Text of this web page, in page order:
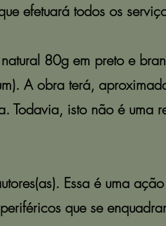
efetuará todos os
80g em preto e
A obra terá,
Todavia, isto não é uma
Essa é uma
que se